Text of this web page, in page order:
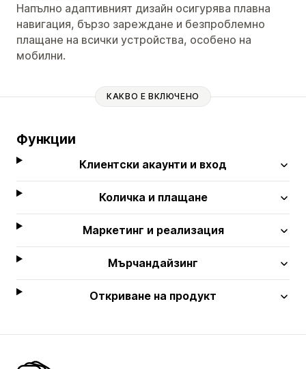
Напълно адаптивният дизайн осигурява плавна
навигация, бързо зареждане и безпроблемно
плащане на всички устройства, особено на
мобилни.
КАКВО Е ВКЛЮЧЕНО
Функции
Клиентски акаунти и вход
Количка и плащане
Маркетинг и реализация
Мърчандайзинг
Откриване на продукт